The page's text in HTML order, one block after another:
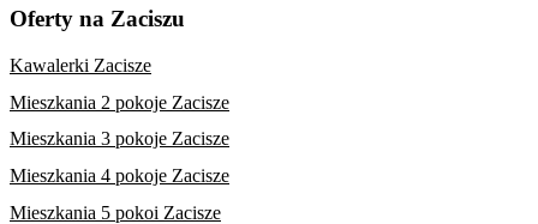
Oferty na Zaciszu
Kawalerki Zacisze
Mieszkania 2 pokoje Zacisze
Mieszkania 3 pokoje Zacisze
Mieszkania 4 pokoje Zacisze
Mieszkania 5 pokoi Zacisze